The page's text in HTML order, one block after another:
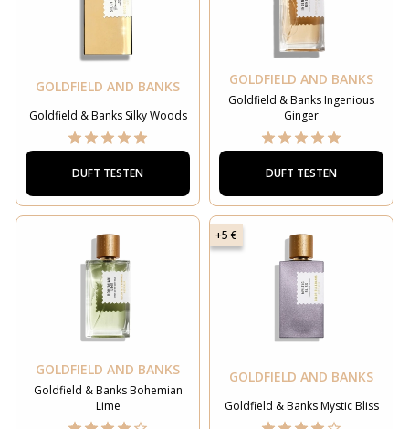
GOLDFIELD AND BANKS
Goldfield & Banks Silky Woods
DUFT TESTEN
GOLDFIELD AND BANKS
Goldfield & Banks Ingenious
Ginger
DUFT TESTEN
GOLDFIELD AND BANKS
Goldfield & Banks Bohemian
Lime
+5 €
GOLDFIELD AND BANKS
Goldfield & Banks Mystic Bliss